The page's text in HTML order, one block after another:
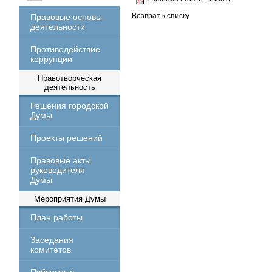
Правовые основы
деятельности
Противодействие
коррупции
Правотворческая
деятельность
Решения городской
Думы
Проекты решений
Правовые акты
руководителя
Думы
Мероприятия Думы
План работы
Заседания
комитетов
Возврат к списку